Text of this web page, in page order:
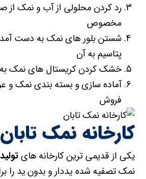
رد کردن محلولی از آب و نمک
مخصوص
شستن بلور های نمک به دست
پتاسیم به آن
خشک کردن کریستال های نمک
آماده سازی و بسته بندی نمک و
فروش
کارخانه نمک تابان
یکی از قدیمی ترین کارخانه های
نمک تصفیه شده یددار و بدون ید را